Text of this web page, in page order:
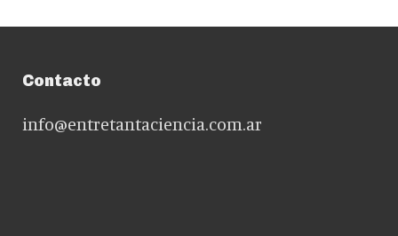
Contacto
info@entretantaciencia.com.ar